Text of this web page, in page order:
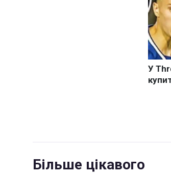
Більше цікавого